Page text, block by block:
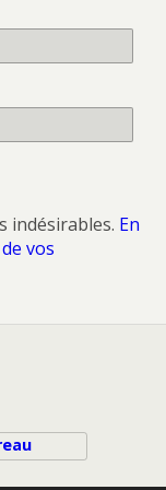
indésirables. En
vos